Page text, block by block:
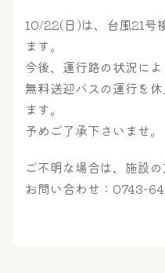
10/22(日)は、台風21号
ます。
今後、運行路の状況に
無料送迎バスの運行を
ます。
予めご了承下さいませ。
ご不明な場合は、施設
お問い合わせ：0743-